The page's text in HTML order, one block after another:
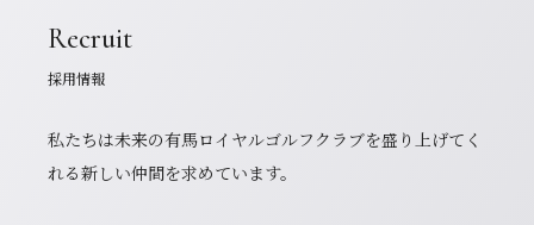
Recruit
採用情報
私たちは未来の有馬ロイヤルゴルフクラブを盛り上げてく
れる新しい仲間を求めています。